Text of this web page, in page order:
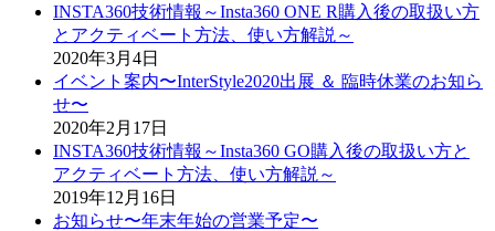
INSTA360技術情報～Insta360 ONE R購入後の取扱い方
とアクティベート方法、使い方解説～
2020年3月4日
イベント案内〜InterStyle2020出展 ＆ 臨時休業のお知ら
せ〜
2020年2月17日
INSTA360技術情報～Insta360 GO購入後の取扱い方と
アクティベート方法、使い方解説～
2019年12月16日
お知らせ〜年末年始の営業予定〜